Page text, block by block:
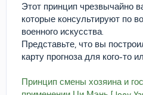
Этот принцип чрезвычайно
которые консультируют по
военного искусства.
Представьте, что вы
карту прогноза для кого-то
Принцип смены хозяина и